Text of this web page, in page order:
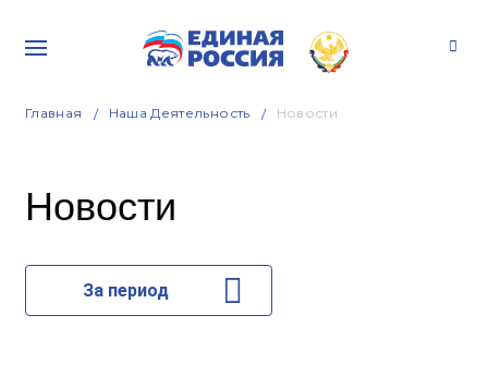
Главная Наша Деятельность Новости
Новости
За период